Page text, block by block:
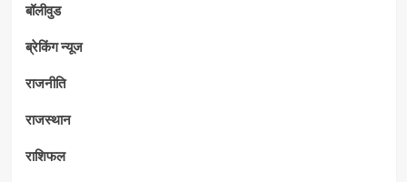
बॉलीवुड
ब्रेकिंग न्यूज
राजनीति
राजस्थान
राशिफल